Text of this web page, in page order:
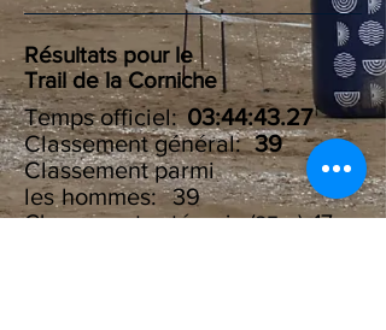
Résultats pour le
Trail de la Corniche
Temps officiel: 03:44:43.27
Classement général: 39
Classement parmi
les : 39
hommes
Classement catégorie ( ):17
SE